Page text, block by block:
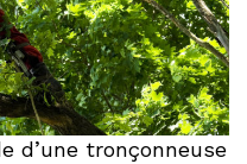
d’une tronçonneuse